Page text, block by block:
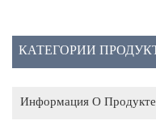
КАТЕГОРИИ
Информация О Продукте